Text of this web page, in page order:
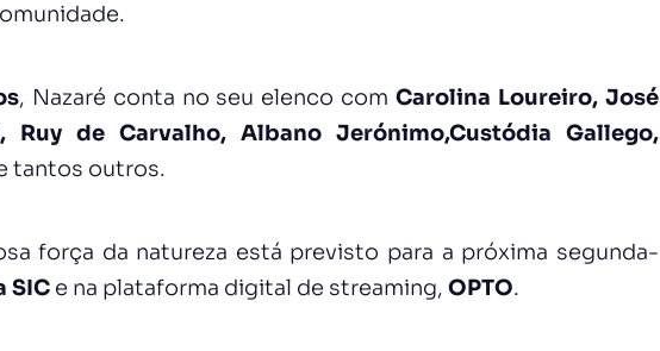
, Nazaré conta no seu elenco comCarolina Loureiro, José
Ruy de Carvalho, Albano Jerónimo,Custódia Gallego,
tantos outros.
força da natureza está previsto para a próxima segunda-
SIC e na plataforma digital de streaming,OPTO.